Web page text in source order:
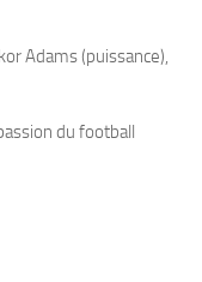
Adams (puissance),
du football